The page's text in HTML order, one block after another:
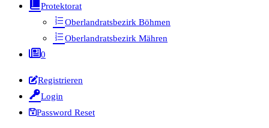
Protektorat
Oberlandratsbezirk Böhmen
Oberlandratsbezirk Mähren
0
Registrieren
Login
Password Reset